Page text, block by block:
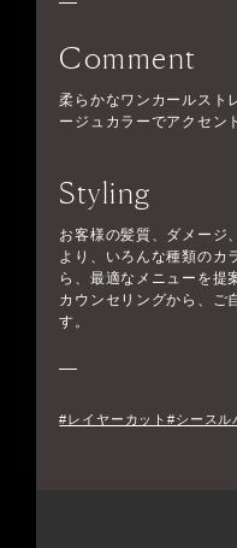
Comment
柔らかなワンカールスト
ージュカラーでアクセン
Styling
お客様の髪質、ダメージ
より、いろんな種類のカ
ら、最適なメニューを提
カウンセリングから、ご
す。
#レイヤーカット#シースル